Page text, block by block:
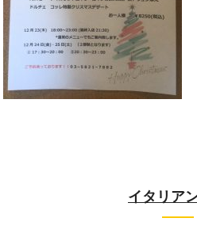
イタリア